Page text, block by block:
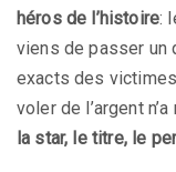
héros de l’histoire:
viens de passer un
exacts des
voler de l’argent
la star, le titre, le